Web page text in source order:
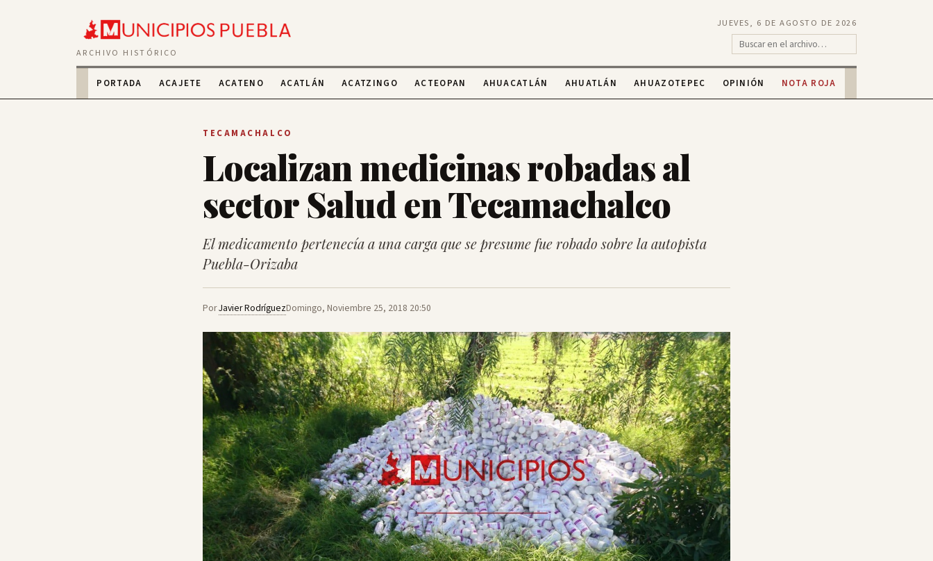
ARCHIVO HISTÓRICO
JUEVES, 6 DE AGOSTO DE 2026
PORTADA ACAJETE ACATENO ACATLÁN ACATZINGO ACTEOPAN AHUACATLÁN AHUATLÁN AHUAZOTEPEC OPINIÓN NOTA ROJA
TECAMACHALCO
Localizan medicinas robadas al
sector Salud en Tecamachalco
El medicamento pertenecía a una carga que se presume fue robado sobre la autopista
Puebla-Orizaba
PorJavier RodríguezDomingo, Noviembre 25, 2018 20:50